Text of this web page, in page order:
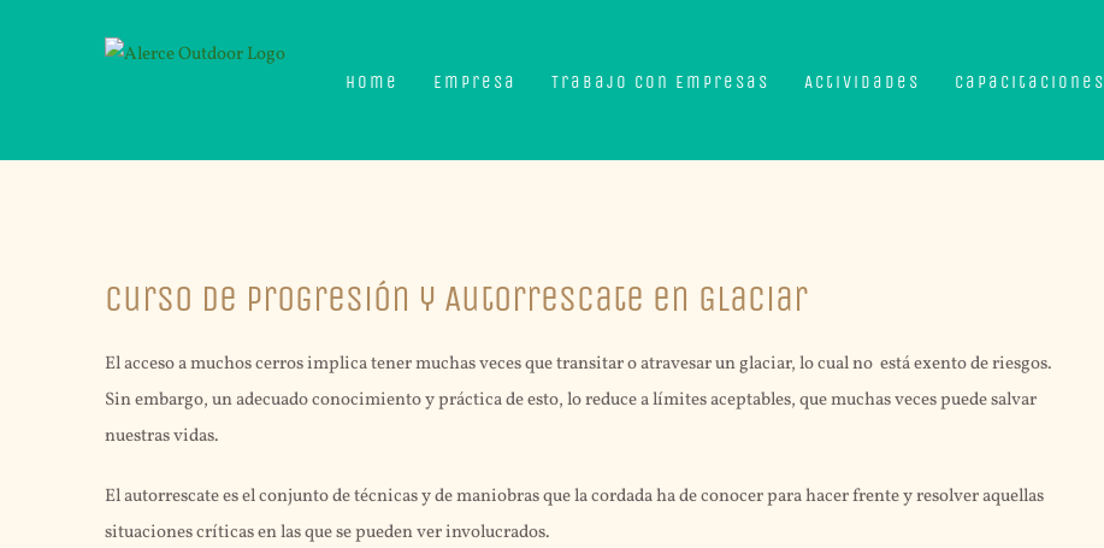
Home Empresa Trabajo con Empresas Actividades Capacitaciones
Larger
Curso de Progresión y Autorrescate en Glaciar
El acceso a muchos cerros implica tener muchas veces que transitar o atravesar un glaciar, lo cual no está exento de riesgos.
Sin embargo, un adecuado conocimiento y práctica de esto, lo reduce a límites aceptables, que muchas veces puede salvar
nuestras vidas.
El autorrescate es el conjunto de técnicas y de maniobras que la cordada ha de conocer para hacer frente y resolver aquellas
situaciones críticas en las que se pueden ver involucrados.